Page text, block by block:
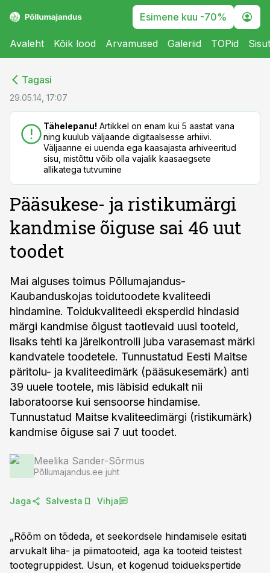
Esimene kuu -70%
Avaleht Kõik lood Arvamused Galeriid TOPid
Tagasi
29.05.14, 17:07
Tähelepanu! Artikkel on enam kui 5 aastat vana
ning kuulub väljaande digitaalsesse arhiivi.
Väljaanne ei uuenda ega kaasajasta arhiveeritud
sisu, mistõttu võib olla vajalik kaasaegsete
allikatega tutvumine
Pääsukese- ja ristikumärgi
kandmise õiguse sai 46 uut
toodet
Mai alguses toimus Põllumajandus-
Kaubanduskojas toidutoodete kvaliteedi
hindamine. Toidukvaliteedi eksperdid hindasid
märgi kandmise õigust taotlevaid uusi tooteid,
lisaks tehti ka järelkontrolli juba varasemast märki
kandvatele toodetele. Tunnustatud Eesti Maitse
päritolu- ja kvaliteedimärk (pääsukesemärk) anti
39 uuele tootele, mis läbisid edukalt nii
laboratoorse kui sensoorse hindamise.
Tunnustatud Maitse kvaliteedimärgi (ristikumärk)
kandmise õiguse sai 7 uut toodet.
Meelika Sander-Sõrmus
Põllumajandus.ee juht
Jaga Salvesta Vihja
„Rõõm on tõdeda, et seekordsele hindamisele esitati
arvukalt liha- ja piimatooteid, aga ka tooteid teistest
tootegruppidest. Usun, et kogenud toiduekspertide